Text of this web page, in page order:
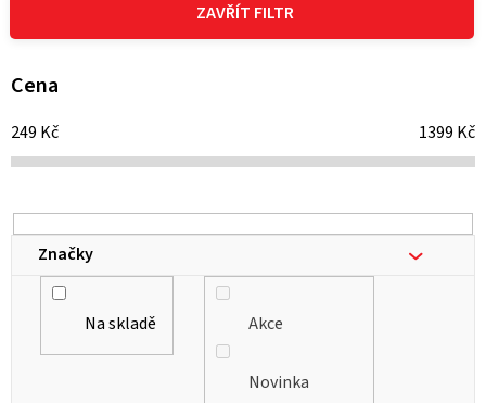
ZAVŘÍT FILTR
Cena
249 Kč 1399 Kč
Na skladě Akce
Novinka
Značky
p
i
p
r
o
d